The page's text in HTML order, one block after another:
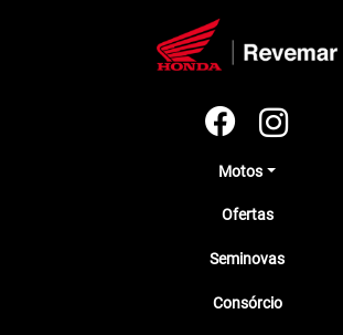
Motos
Ofertas
Seminovas
Consórcio